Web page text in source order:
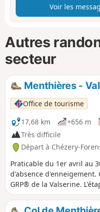
Voir les
Autres
secteur
Menthières -
Office de tourisme
17,68 km
+656 m
Très difficile
Départ à Chézery-
Praticable du 1er avril au
d'absence
GRP® de la Valserine.
gagner les alpages et la
Goutte (1 621 m) offre un